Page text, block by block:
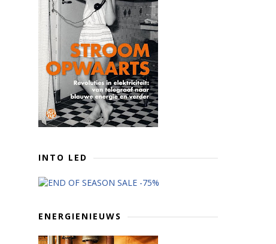
INTO LED
ENERGIENIEUWS